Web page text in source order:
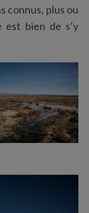
connus, plus ou
est bien de s’y